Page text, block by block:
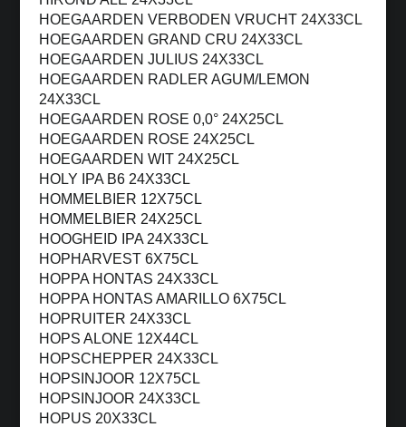
HOEGAARDEN VERBODEN VRUCHT 24X33CL
HOEGAARDEN GRAND CRU 24X33CL
HOEGAARDEN JULIUS 24X33CL
HOEGAARDEN RADLER AGUM/LEMON
24X33CL
HOEGAARDEN ROSE 0,0° 24X25CL
HOEGAARDEN ROSE 24X25CL
HOEGAARDEN WIT 24X25CL
HOLY IPA B6 24X33CL
HOMMELBIER 12X75CL
HOMMELBIER 24X25CL
HOOGHEID IPA 24X33CL
HOPHARVEST 6X75CL
HOPPA HONTAS 24X33CL
HOPPA HONTAS AMARILLO 6X75CL
HOPRUITER 24X33CL
HOPS ALONE 12X44CL
HOPSCHEPPER 24X33CL
HOPSINJOOR 12X75CL
HOPSINJOOR 24X33CL
HOPUS 20X33CL